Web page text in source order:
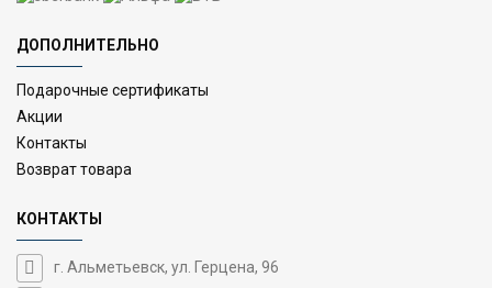
ДОПОЛНИТЕЛЬНО
Подарочные сертификаты
Акции
Контакты
Возврат товара
КОНТАКТЫ
г. Альметьевск, ул. Герцена, 96